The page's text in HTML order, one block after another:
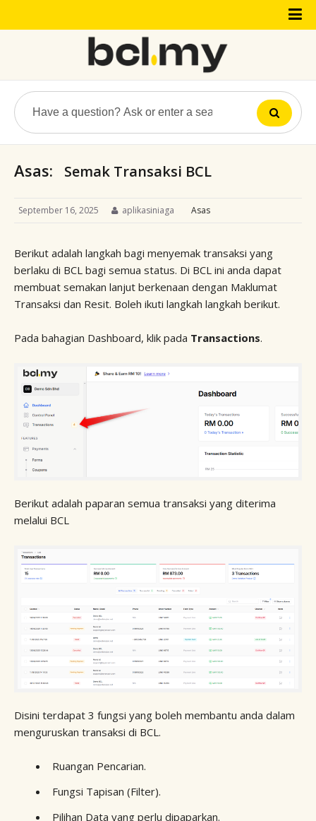
Asas: Semak Transaksi BCL
September 16, 2025 aplikasiniaga Asas
Berikut adalah langkah bagi menyemak transaksi yang
berlaku di BCL bagi semua status. Di BCL ini anda dapat
membuat semakan lanjut berkenaan dengan Maklumat
Transaksi dan Resit. Boleh ikuti langkah langkah berikut.
Pada bahagian Dashboard, klik pada Transactions.
Berikut adalah paparan semua transaksi yang diterima
melalui BCL
Disini terdapat 3 fungsi yang boleh membantu anda dalam
menguruskan transaksi di BCL.
Ruangan Pencarian.
Fungsi Tapisan (Filter).
Pilihan Data yang perlu dipaparkan.